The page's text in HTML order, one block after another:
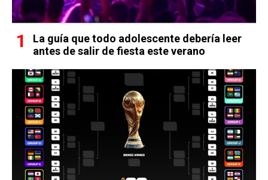
La guía que todo adolescente debería leer
antes de salir de fiesta este verano